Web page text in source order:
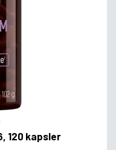
120 kapsler